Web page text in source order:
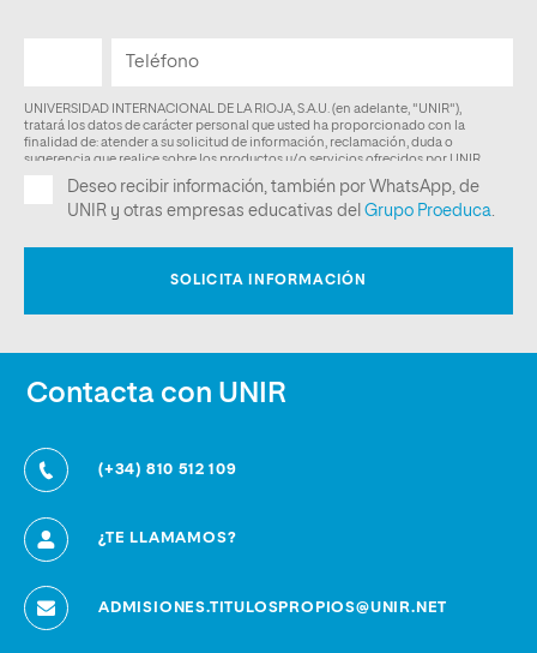
Contacta con UNIR
(+34) 810 512 109
¿TE LLAMAMOS?
ADMISIONES.TITULOSPROPIOS@UNIR.NET